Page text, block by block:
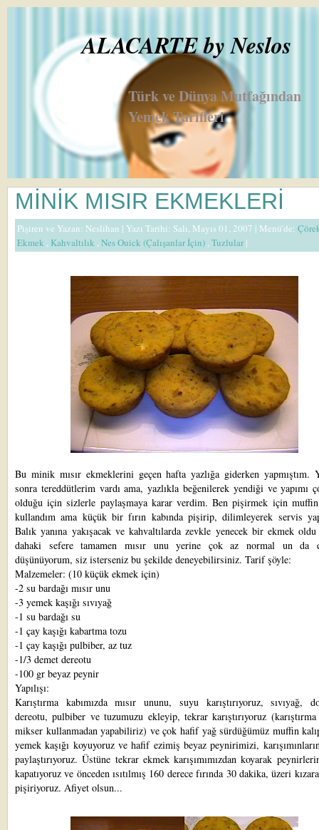
ALACARTE by Neslos
Türk ve Dünya Mutfağından
Yemek Tarifleri
MİNİK MISIR EKMEKLERİ
Pişiren ve Yazan: Neslihan | Yazı Tarihi: Salı, Mayıs 01, 2007 | Menü'de:
Ekmek , Kahvaltılık ,Nes Ouick (Çalışanlar İçin) ,Tuzlular|
Bu minik mısır ekmeklerini geçen hafta yazlığa giderken yapmıştım.
sonra tereddütlerim vardı ama, yazlıkla beğenilerek yendiği ve yapımı
olduğu için sizlerle paylaşmaya karar verdim. Ben pişirmek için muffin
kullandım ama küçük bir fırın kabında pişirip, dilimleyerek servis
Balık yanına yakışacak ve kahvaltılarda zevkle yenecek bir ekmek
dahaki sefere tamamen mısır unu yerine çok az normal un da
düşünüyorum, siz isterseniz bu şekilde deneyebilirsiniz. Tarif şöyle:
Malzemeler: (10 küçük ekmek için)
-2 su bardağı mısır unu
-3 yemek kaşığı sıvıyağ
-1 su bardağı su
-1 çay kaşığı kabartma tozu
-1 çay kaşığı pulbiber, az tuz
-1/3 demet dereotu
-100 gr beyaz peynir
Yapılışı:
Karıştırma kabımızda mısır ununu, suyu karıştırıyoruz, sıvıyağ,
dereotu, pulbiber ve tuzumuzu ekleyip, tekrar karıştırıyoruz
mikser kullanmadan yapabiliriz) ve çok hafif yağ sürdüğümüz muffin
yemek kaşığı koyuyoruz ve hafif ezimiş beyaz peynirimizi,
paylaştırıyoruz. Üstüne tekrar ekmek karışımımızdan koyarak
kapatıyoruz ve önceden ısıtılmış 160 derece fırında 30 dakika, üzeri
pişiriyoruz. Afiyet olsun...